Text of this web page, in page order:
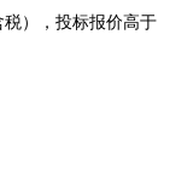
税），投标报价高于